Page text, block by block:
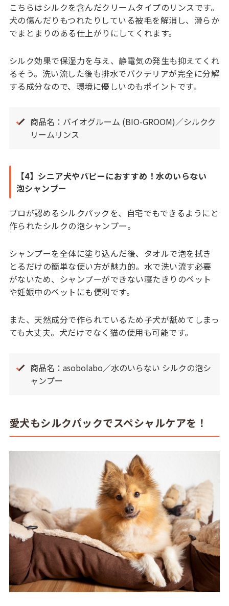
こちらはシルクを含んだクリームタイプのリンスです。
犬の傷んだりもつれたりしている被毛を解消し、滑らか
でまとまりのある仕上がりにしてくれます。
シルク効果で保湿力を与え、静電気の発生も抑えてくれ
るそう。洗い流した後も排水でバクテリアが完全に分解
する成分なので、環境に優しいのもポイントです。
商品名：バイオグルーム (BIO-GROOM)／シルクク
リームリンス
【4】シニア犬やパピーにおすすめ！水のいらない
泡シャンプー
プロが認めるシルクパックを、自宅でもできるようにと
作られたシルクの泡シャンプー。
シャンプーを全体に塗り込んだ後、タオルで泡を拭き
とるだけの簡単な使い方が魅力的。水で洗い流す必要
がないため、シャンプーができない寝たきりのペット
や妊娠中のペットにも便利です。
また、天然成分で作られているため子犬が舐めてしまっ
ても大丈夫。犬だけでなく猫の使用も可能です。
商品名：asobolabo／水のいらない シルクの泡シ
ャンプー
愛犬もシルクパックでスペシャルケアを！